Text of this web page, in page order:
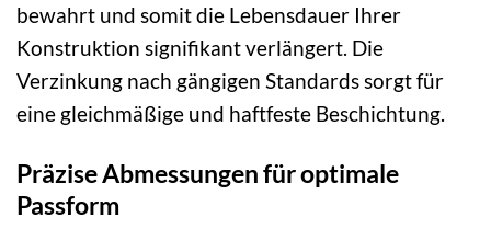
bewahrt und somit die Lebensdauer Ihrer
Konstruktion signifikant verlängert. Die
Verzinkung nach gängigen Standards sorgt für
eine gleichmäßige und haftfeste Beschichtung.
Präzise Abmessungen für optimale
Passform